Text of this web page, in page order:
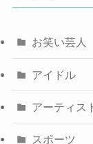
お笑い芸人
アイドル
アーティス
スポーツ